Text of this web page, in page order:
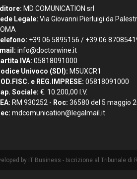
MD COMUNICATION srl
Legale: Via Giovanni Pierluigi da
+39 06 5895156 / +39 06
info@doctorwine.it
IVA: 05818091000
Univoco (SDI): M5UXCR1
e REG.IMPRESE: 05818091000
Sociale: €. 10.200,00 I.V.
RM 930252 - Roc: 36580 del 5 maggio
mdcomunication@legalmail.it
by IT Business - Iscrizione al Tribunale di